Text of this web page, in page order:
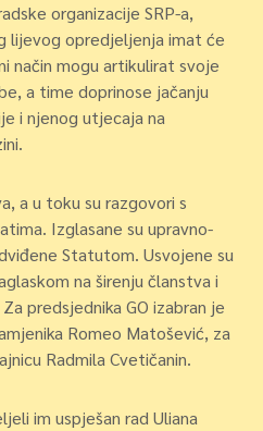
organizacije SRP-a,
lijevog opredjeljenja imat će
način mogu artikulirat svoje
a time doprinose jačanju
i njenog utjecaja na
a u toku su razgovori s
Izglasane su upravno-
Statutom. Usvojene su
na širenju članstva i
predsjednika GO izabran je
Romeo Matošević, za
Radmila Cvetičanin.
im uspješan rad Uliana